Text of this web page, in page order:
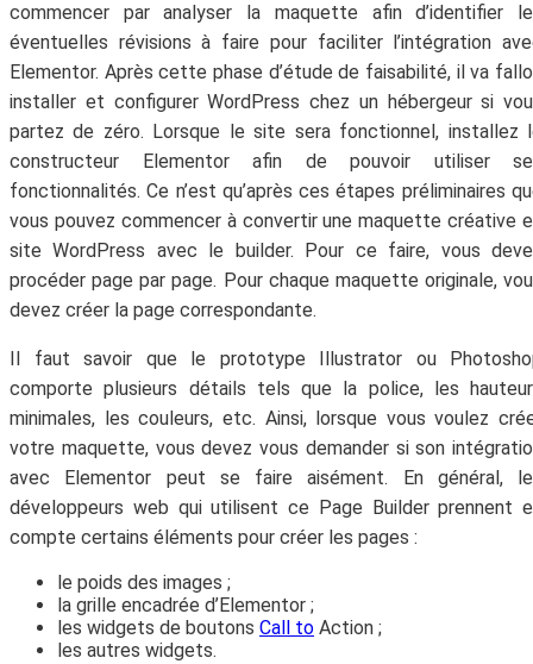
commencer par analyser la maquette afin d’identifier
éventuelles révisions à faire pour faciliter l’intégration
Elementor. Après cette phase d’étude de faisabilité, il va
installer et configurer WordPress chez un hébergeur si
partez de zéro. Lorsque le site sera fonctionnel, installez
constructeur Elementor afin de pouvoir utiliser
fonctionnalités. Ce n’est qu’après ces étapes préliminaires
vous pouvez commencer à convertir une maquette créative
site WordPress avec le builder. Pour ce faire, vous
procéder page par page. Pour chaque maquette originale,
devez créer la page correspondante.
Il faut savoir que le prototype Illustrator ou
comporte plusieurs détails tels que la police, les
minimales, les couleurs, etc. Ainsi, lorsque vous voulez
votre maquette, vous devez vous demander si son
avec Elementor peut se faire aisément. En général,
développeurs web qui utilisent ce Page Builder prennent
compte certains éléments pour créer les pages :
le poids des images ;
la grille encadrée d’Elementor ;
les widgets de boutons Call to Action ;
les autres widgets.